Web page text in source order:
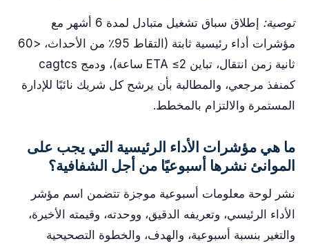
توصية:
إطلاق سباق تشغيل متبادل لمدة 6 أشهر مع
مؤشرات أداء رئيسية ثابتة (التقاط 95٪ من الأحداث، <60
ثانية زمن انتقال، تباين ETA ≤2 ساعة)، ودمج cagtcs
كمنفذ مرجعي، والمطالبة بأن يرشح كل شريك نائبًا للإدارة
المستمرة والالتزام بالمخطط.
ما هي مؤشرات الأداء الرئيسية التي يجب على
الموانئ نشرها أسبوعيًا من أجل الشفافية؟
نشر لوحة معلومات أسبوعية موجزة تتضمن اسم مؤشر
الأداء الرئيسي، وتعريفه الدقيق، ووحدته، وقيمته الأخيرة،
والتغير بنسبة أسبوعية، والهدف، والخطوة التصحيحية